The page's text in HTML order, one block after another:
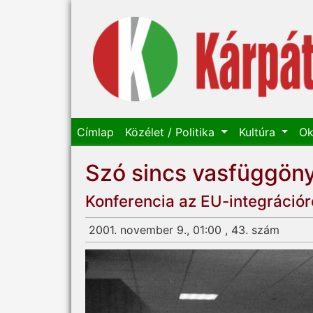
Címlap Közélet / Politika Kultúra
Szó sincs
Konferencia az EU-
2001. november 9., 01:00 , 43. szám